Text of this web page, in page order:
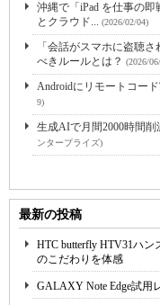
沖縄で「iPad を仕事の
とクラウド... (2026/02/04)
「会話がスマホに盗聴
べきルールとは？ (2026/
Androidにリモートコー
9)
生成AIで月間2000時間
ンタープライズ)
最新の投稿
HTC butterfly HTV31ハ
のこだわりを体感
GALAXY Note Edge試用